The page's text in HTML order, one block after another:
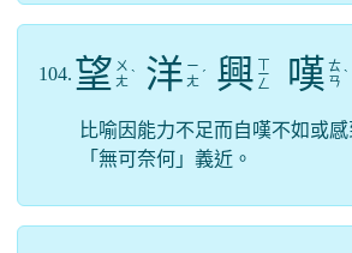
104. 望 ㄨ
ㄤ ˋ 洋 ㄧ
ㄤ ˊ 興 ㄧ
ㄥ 嘆 ㄊ
ㄢ ˋ
比喻因能力不足而自嘆不如或
「無可奈何」義近。